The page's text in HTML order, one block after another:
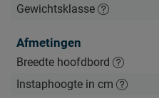
Gewichtsklasse
Afmetingen
Breedte hoofdbord
Instaphoogte in cm